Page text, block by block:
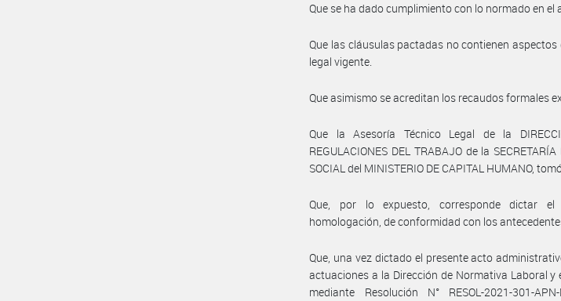
Que se ha dado cumplimiento con lo normado en el
Que las cláusulas pactadas no contienen
legal vigente.
Que asimismo se acreditan los recaudos formales
Que la Asesoría Técnico Legal de la
REGULACIONES DEL TRABAJO de la
SOCIAL del MINISTERIO DE CAPITAL HUMANO,
Que, por lo expuesto, corresponde dictar
homologación, de conformidad con los
Que, una vez dictado el presente acto
actuaciones a la Dirección de Normativa Laboral
mediante Resolución N° RESOL-2021-301-